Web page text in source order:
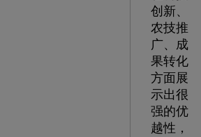
创新、
农技推
广、成
果转化
方面展
示出很
强的优
越性，